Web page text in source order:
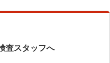
査スタッフへ